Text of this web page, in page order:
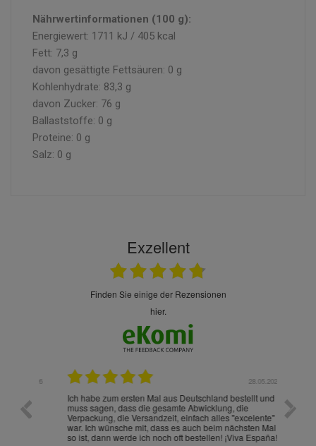
Nährwertinformationen (100 g):
Energiewert: 1711 kJ / 405 kcal
Fett: 7,3 g
davon gesättigte Fettsäuren: 0 g
Kohlenhydrate: 83,3 g
davon Zucker: 76 g
Ballaststoffe: 0 g
Proteine: 0 g
Salz: 0 g
Exzellent
finden Sie einige der Rezensionen
hier.
28.05.2026
Ich habe zum ersten Mal aus Deutschland bestellt und
muss sagen, dass die gesamte Abwicklung, die
Verpackung, die Versandzeit, einfach alles "excelente"
war. Ich wünsche mit, dass es auch beim nächsten Mal
so ist, dann werde ich noch oft bestellen! ¡Viva España!
Die
gut
ist